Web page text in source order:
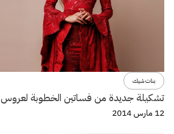
بنات شيك
تشكيلة جديدة من فساتين الخطوبة لعروس 2014 بألوان الطيف
12 مارس 2014